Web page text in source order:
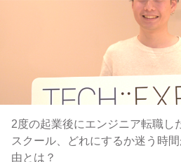
2度の起業後にエンジニア転職し
スクール、どれにするか迷う時
由とは？